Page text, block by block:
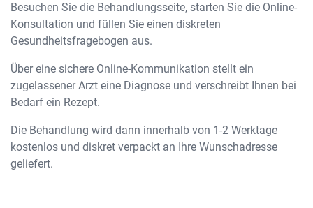
Besuchen Sie die Behandlungsseite, starten Sie die Online-
Konsultation und füllen Sie einen diskreten
Gesundheitsfragebogen aus.
Über eine sichere Online-Kommunikation stellt ein
zugelassener Arzt eine Diagnose und verschreibt Ihnen bei
Bedarf ein Rezept.
Die Behandlung wird dann innerhalb von 1-2 Werktage
kostenlos und diskret verpackt an Ihre Wunschadresse
geliefert.